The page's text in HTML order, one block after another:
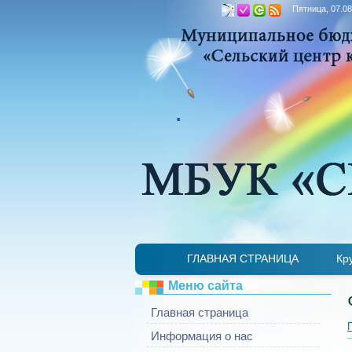
Пятница,
.
ГЛАВНАЯ СТРАНИЦА
Меню сайта
Главная страница
Информация о нас